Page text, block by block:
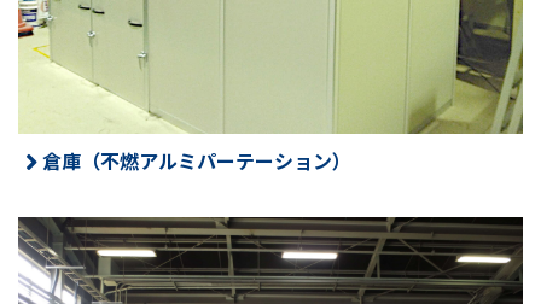
倉庫（不燃アルミパーテーション）